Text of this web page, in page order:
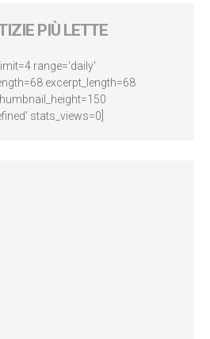
PIÙ LETTE
range='daily'
excerpt_length=68
stats_views=0]